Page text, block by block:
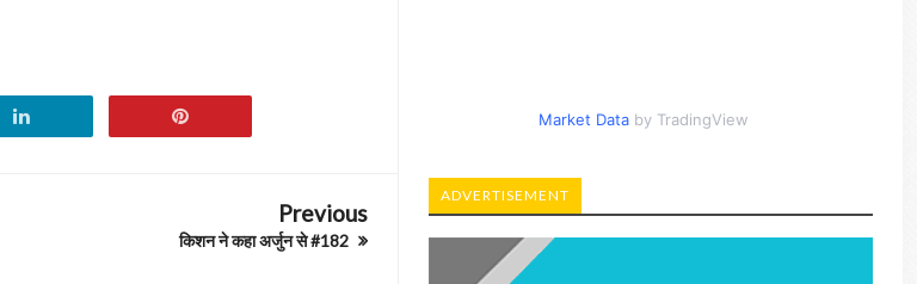
Previous
किशन ने कहा अर्जुन से #182
Market Databy TradingView
ADVERTISEMENT